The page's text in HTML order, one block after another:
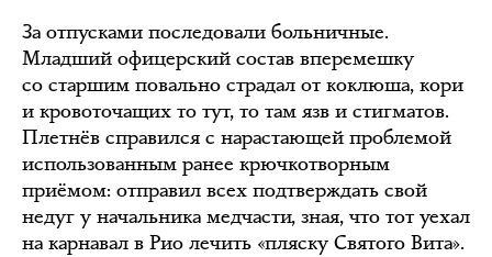
За отпусками последовали больничные.
Младший офицерский состав вперемешку
со старшим повально страдал от коклюша, кори
и кровоточащих то тут, то там язв и стигматов.
Плетнёв справился с нарастающей проблемой
использованным ранее крючкотворным
приёмом: отправил всех подтверждать свой
недуг у начальника медчасти, зная, что тот уехал
на карнавал в Рио лечить «пляску Святого Вита».